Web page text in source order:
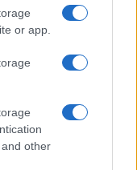
or app.
other
e classifiche su
1,
competizioni
partite, le
reale di tutte
di